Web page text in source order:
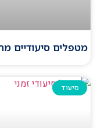
מטפלים סיעודיים
סיעוד